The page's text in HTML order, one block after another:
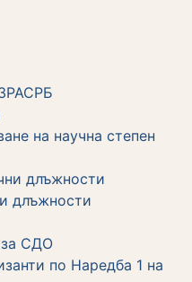
на научна степен
длъжности
длъжности
за СДО
по Наредба 1 на